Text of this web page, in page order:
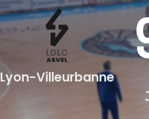
Lyon-Villeurbanne